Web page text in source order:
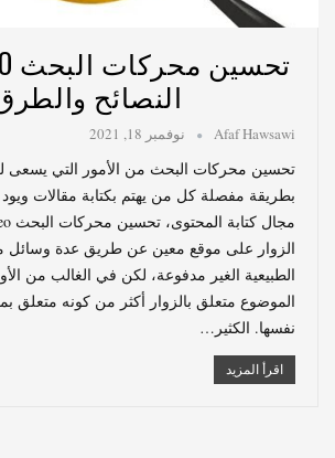
النصائح
Afaf Hawsawi نوفمبر 18, 2021
تحسين محركات البحث من الأمور التي يسعى
بطريقة مفصلة كل من يهتم بكتابة مقالات
الزوار على موقع معين عن طريق عدة وسائل
الطبيعية الغير مدفوعة، لكن في الغالب من
الموضوع متعلق بالزوار أكثر من كونه متعلق
نفسها. الكثير…
اقرأ المزيد